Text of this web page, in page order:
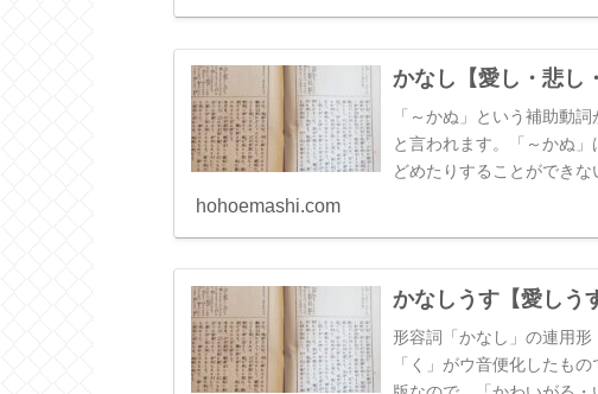
かなし【愛し・悲し
「～かぬ」という補助動
と言われます。「～かぬ
どめたりすることができ
似たように、「ある対象
hohoemashi.com
かなしうす【愛しう
形容詞「かなし」の連用形
「く」がウ音便化したも